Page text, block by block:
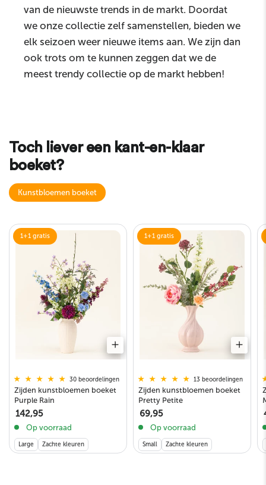
van de nieuwste trends in de markt. Doordat
we onze collectie zelf samenstellen, bieden we
elk seizoen weer nieuwe items aan. We zijn dan
ook trots om te kunnen zeggen dat we de
meest trendy collectie op de markt hebben!
Toch liever een kant-en-klaar
boeket?
Kunstbloemen boeket
1+1 gratis
30 beoordelingen
Zijden kunstbloemen boeket
Purple Rain
142,95
Op voorraad
Large Zachte kleuren
1+1 gratis
13 beoordelingen
Zijden kunstbloemen boeket
Pretty Petite
69,95
Op voorraad
Small Zachte kleuren